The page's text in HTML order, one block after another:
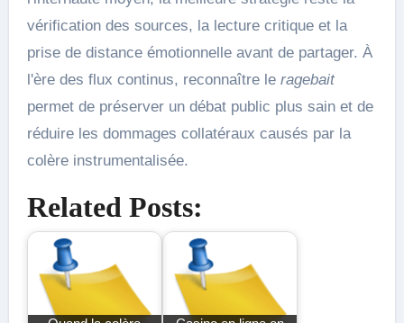
vérification des sources, la lecture critique et la
prise de distance émotionnelle avant de partager. À
l'ère des flux continus, reconnaître le ragebait
permet de préserver un débat public plus sain et de
réduire les dommages collatéraux causés par la
colère instrumentalisée.
Related Posts: